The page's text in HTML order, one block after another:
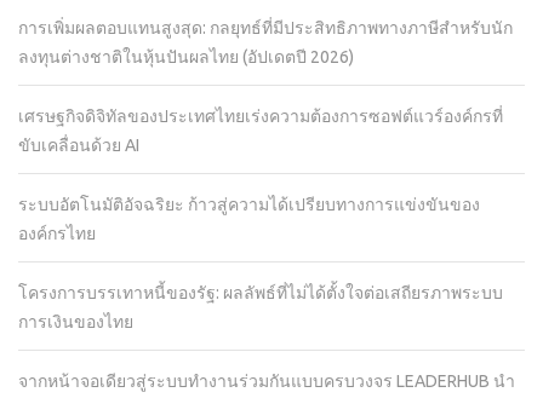
การเพิ่มผลตอบแทนสูงสุด: กลยุทธ์ที่มีประสิทธิภาพทางภาษีสำหรับนัก
ลงทุนต่างชาติในหุ้นปันผลไทย (อัปเดตปี 2026)
เศรษฐกิจดิจิทัลของประเทศไทยเร่งความต้องการซอฟต์แวร์องค์กรที่
ขับเคลื่อนด้วย AI
ระบบอัตโนมัติอัจฉริยะ ก้าวสู่ความได้เปรียบทางการแข่งขันของ
องค์กรไทย
โครงการบรรเทาหนี้ของรัฐ: ผลลัพธ์ที่ไม่ได้ตั้งใจต่อเสถียรภาพระบบ
การเงินของไทย
จากหน้าจอเดียวสู่ระบบทำงานร่วมกันแบบครบวงจร LEADERHUB นำ